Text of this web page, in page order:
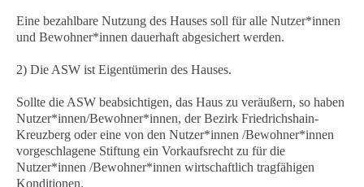
Eine bezahlbare Nutzung des Hauses soll für alle Nutzer*innen
und Bewohner*innen dauerhaft abgesichert werden.
2) Die ASW ist Eigentümerin des Hauses.
Sollte die ASW beabsichtigen, das Haus zu veräußern, so haben
Nutzer*innen/Bewohner*innen, der Bezirk Friedrichshain-
Kreuzberg oder eine von den Nutzer*innen /Bewohner*innen
vorgeschlagene Stiftung ein Vorkaufsrecht zu für die
Nutzer*innen /Bewohner*innen wirtschaftlich tragfähigen
Konditionen.